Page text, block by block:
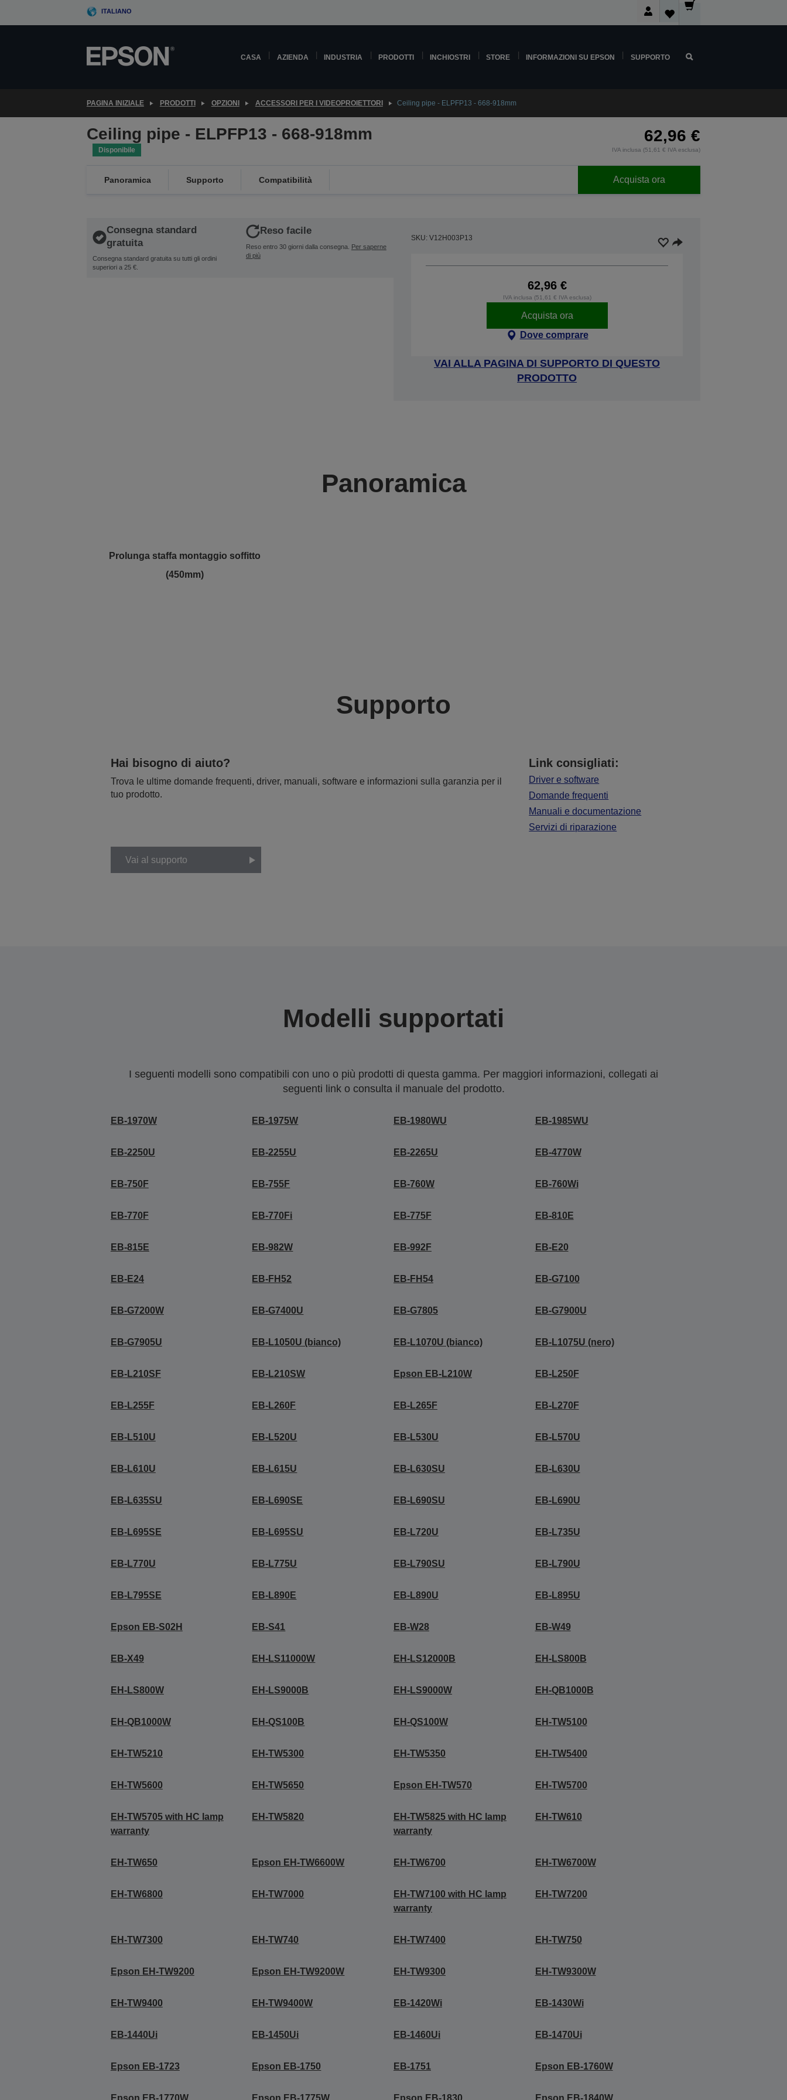
ITALIANO
CASA AZIENDA INDUSTRIA PRODOTTI INCHIOSTRI STORE INFORMAZIONI SU EPSON SUPPORTO
PAGINA INIZIALE PRODOTTI OPZIONI ACCESSORI PER I VIDEOPROIETTORI Ceiling pipe - ELPFP13 - 668-918mm
Ceiling pipe - ELPFP13 - 668-918mm
Disponibile
62,96 €
IVA inclusa (51,61 € IVA esclusa)
Panoramica Supporto Compatibilità Acquista ora
Consegna standard
gratuita
Consegna standard gratuita su tutti gli ordini
superiori a 25 €.
Reso facile
Reso entro 30 giorni dalla consegna. Per saperne
di più
SKU: V12H003P13
62,96 €
IVA inclusa (51,61 € IVA esclusa)
Acquista ora
Dove comprare
VAI ALLA PAGINA DI SUPPORTO DI QUESTO
PRODOTTO
Panoramica
Prolunga staffa montaggio soffitto
(450mm)
Supporto
Hai bisogno di aiuto?
Trova le ultime domande frequenti, driver, manuali, software e informazioni sulla garanzia per il
tuo prodotto.
Link consigliati:
Driver e software
Domande frequenti
Manuali e documentazione
Servizi di riparazione
Vai al supporto
Modelli supportati
I seguenti modelli sono compatibili con uno o più prodotti di questa gamma. Per maggiori informazioni, collegati ai
seguenti link o consulta il manuale del prodotto.
EB-1970W EB-1975W EB-1980WU EB-1985WU
EB-2250U EB-2255U EB-2265U EB-4770W
EB-750F EB-755F EB-760W EB-760Wi
EB-770F EB-770Fi EB-775F EB-810E
EB-815E EB-982W EB-992F EB-E20
EB-E24 EB-FH52 EB-FH54 EB-G7100
EB-G7200W EB-G7400U EB-G7805 EB-G7900U
EB-G7905U EB-L1050U (bianco) EB-L1070U (bianco) EB-L1075U (nero)
EB-L210SF EB-L210SW Epson EB-L210W EB-L250F
EB-L255F EB-L260F EB-L265F EB-L270F
EB-L510U EB-L520U EB-L530U EB-L570U
EB-L610U EB-L615U EB-L630SU EB-L630U
EB-L635SU EB-L690SE EB-L690SU EB-L690U
EB-L695SE EB-L695SU EB-L720U EB-L735U
EB-L770U EB-L775U EB-L790SU EB-L790U
EB-L795SE EB-L890E EB-L890U EB-L895U
Epson EB-S02H EB-S41 EB-W28 EB-W49
EB-X49 EH-LS11000W EH-LS12000B EH-LS800B
EH-LS800W EH-LS9000B EH-LS9000W EH-QB1000B
EH-QB1000W EH-QS100B EH-QS100W EH-TW5100
EH-TW5210 EH-TW5300 EH-TW5350 EH-TW5400
EH-TW5600 EH-TW5650 Epson EH-TW570 EH-TW5700
EH-TW5705 with HC lamp
warranty
EH-TW5820
EH-TW5825 with HC lamp
warranty
EH-TW610
EH-TW650 Epson EH-TW6600W EH-TW6700 EH-TW6700W
EH-TW6800 EH-TW7000
EH-TW7100 with HC lamp
warranty
EH-TW7200
EH-TW7300 EH-TW740 EH-TW7400 EH-TW750
Epson EH-TW9200 Epson EH-TW9200W EH-TW9300 EH-TW9300W
EH-TW9400 EH-TW9400W EB-1420Wi EB-1430Wi
EB-1440Ui EB-1450Ui EB-1460Ui EB-1470Ui
Epson EB-1723 Epson EB-1750 EB-1751 Epson EB-1760W
Epson EB-1770W Epson EB-1775W Epson EB-1830 Epson EB-1840W